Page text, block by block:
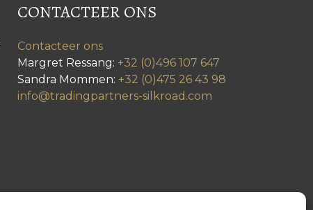
CONTACTEER ONS
Contacteer ons
Margret Ressang: +32 (0)496 107 647
Sandra Mommen: +32 (0)475 26 43 98
info@tradingpartners-silkroad.com